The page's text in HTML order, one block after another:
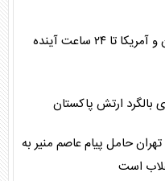
ادعای شهباز شریف؛ توافق صلح ایران و آمریکا تا ۲۴ ساعت آینده
بالگرد ارتش پاکستان
حامل پیام عاصم منیر به
است